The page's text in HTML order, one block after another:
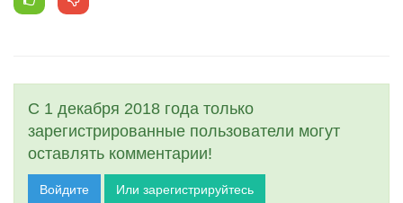
С 1 декабря 2018 года только
зарегистрированные пользователи могут
оставлять комментарии!
Войдите Или зарегистрируйтесь